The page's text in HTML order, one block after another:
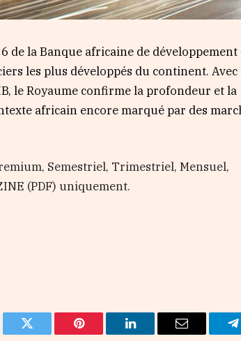
la Banque africaine de développement
les plus développés du continent.
le Royaume confirme la profondeur et la
africain encore marqué par des
Semestriel, Trimestriel, Mensuel,
(PDF) uniquement.
Twitter Pinterest LinkedIn Email